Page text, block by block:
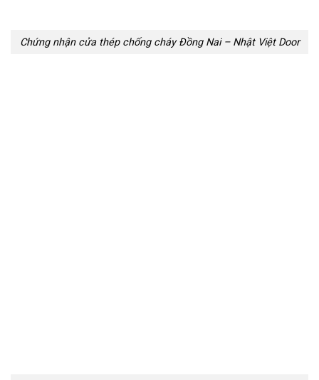
Chứng nhận cửa thép chống cháy Đồng Nai – Nhật Việt Door